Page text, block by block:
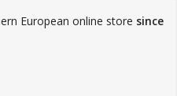
European online store since